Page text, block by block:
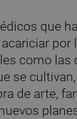
que
por
como las
se
de arte,